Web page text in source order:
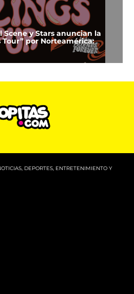
Scene y Stars anuncian la
por Norteamérica:
DEPORTES, ENTRETENIMIENTO Y